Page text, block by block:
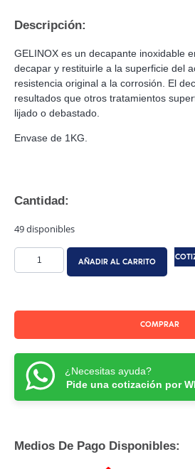
Descripción:
GELINOX es un decapante inoxidable
decapar y restituirle a la superficie del
resistencia original a la corrosión. El
resultados que otros tratamientos
lijado o debastado.
Envase de 1KG.
Cantidad:
49 disponibles
AÑADIR AL CARRITO
COMPRAR
¿Necesitas ayuda?
Pide una cotización por
Medios De Pago Disponibles: